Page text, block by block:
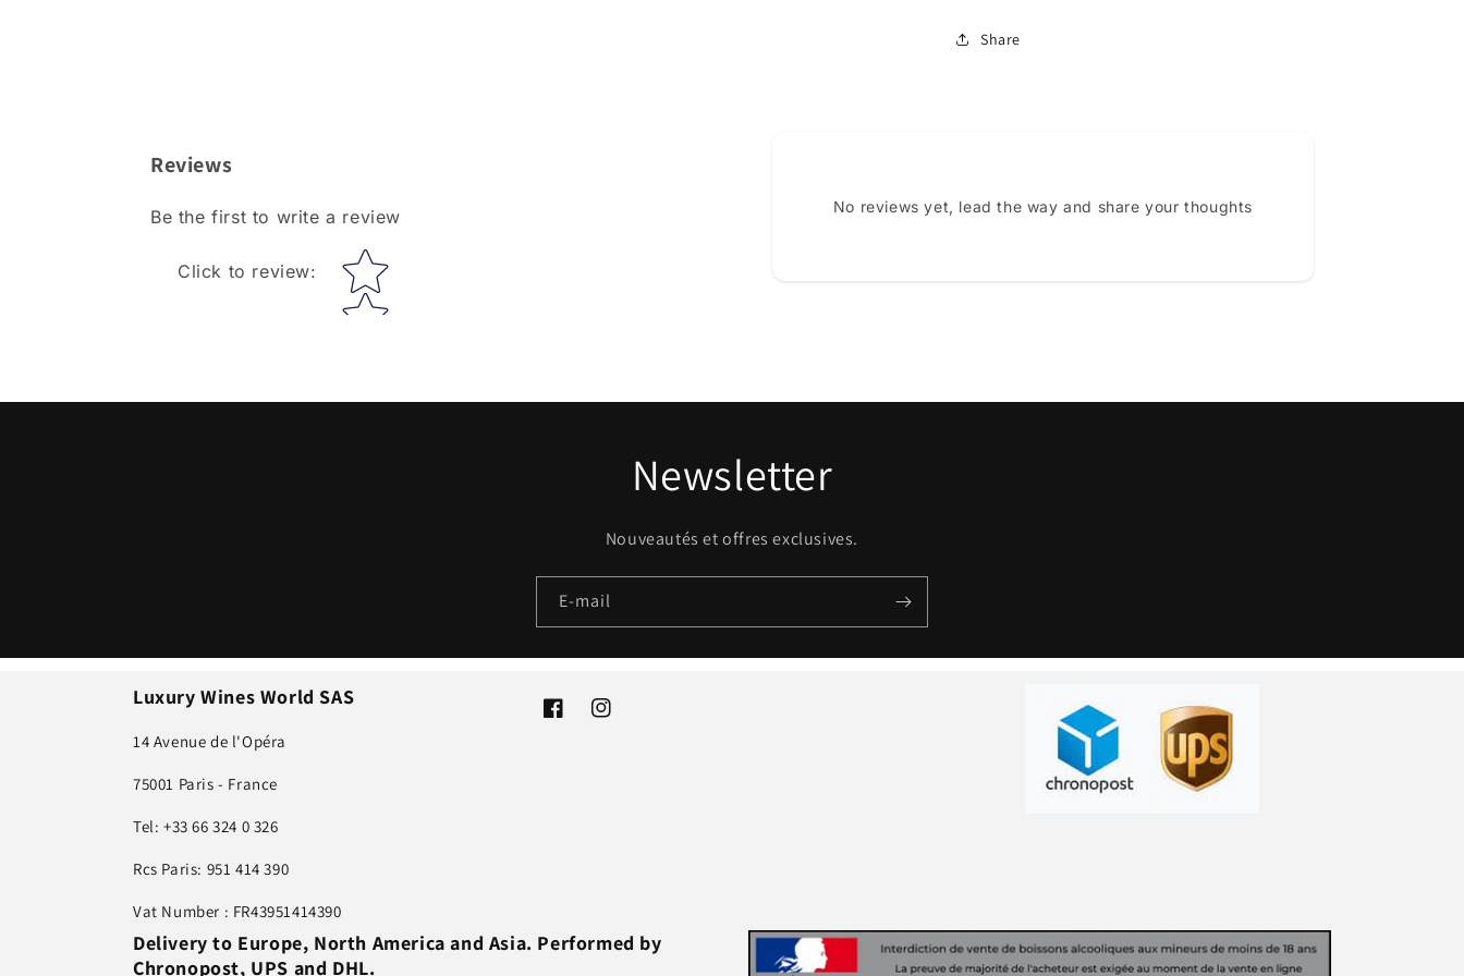
Share
Reviews
Be the first to write a review
Click to review: Star rating
No reviews yet, lead the way and share your thoughts
Newsletter
Nouveautés et offres exclusives.
E-mail
Luxury Wines World SAS
14 Avenue de l'Opéra
75001 Paris - France
Tel: +33 66 324 0 326
Rcs Paris: 951 414 390
Vat Number : FR43951414390
FacebookInstagram
Delivery to Europe, North America and Asia. Performed by
Chronopost, UPS and DHL.